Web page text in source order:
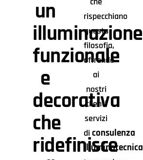
un
illuminazione
funzionale
e
decorativa
che
ridefinisce
rispecchiano
questa
filosofia,
offrendo
ai
nostri
clienti
servizi
di consulenza
illuminotecnica